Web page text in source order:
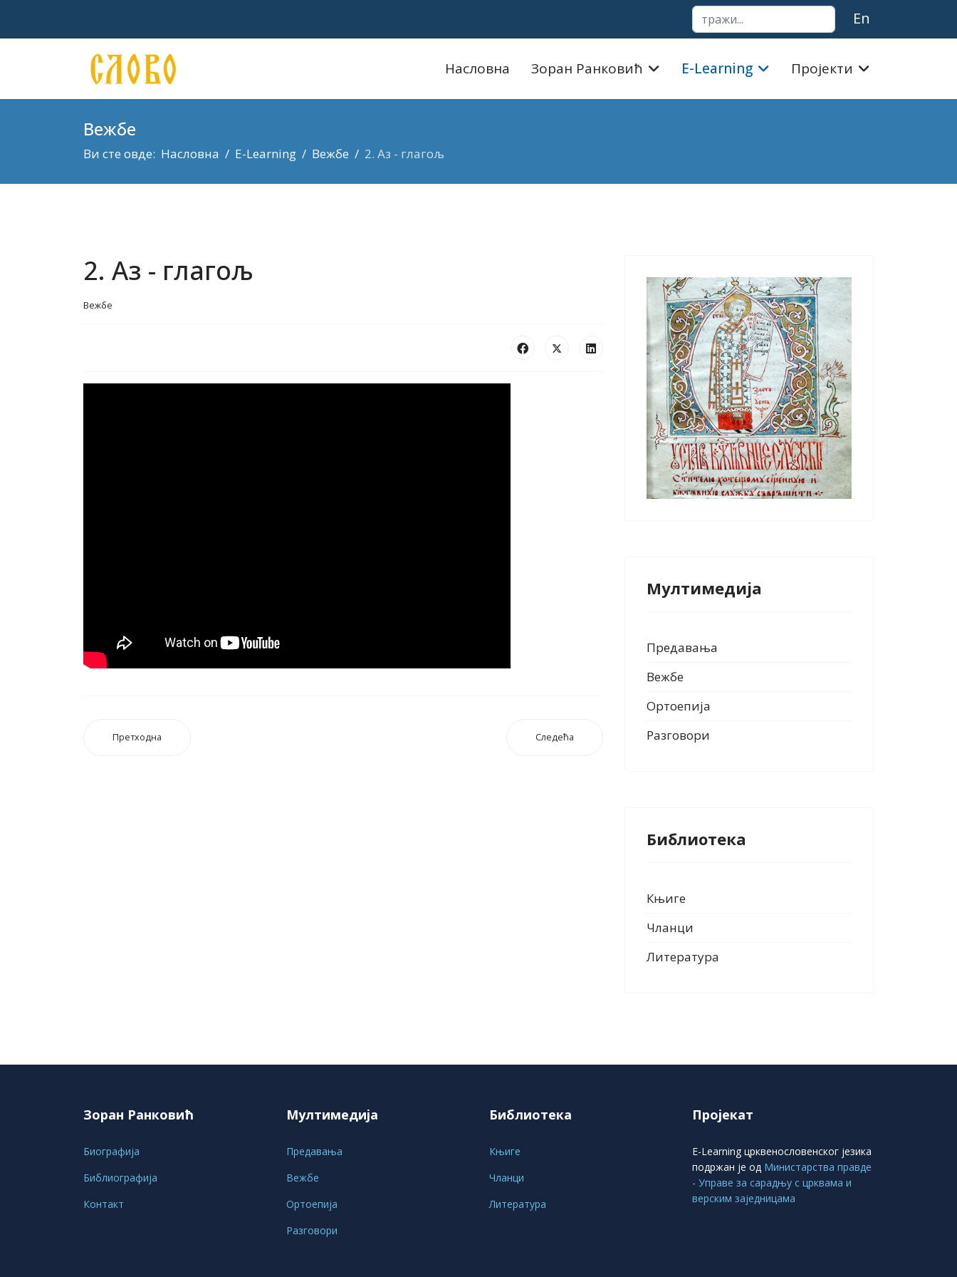
тражи...
En
Насловна Зоран Ранковић E-Learning Пројекти
Вежбе
Ви сте овде: Насловна E-Learning Вежбе 2. Аз - глагољ
2. Аз - глагољ
Вежбе
Претходна Следећа
Мултимедија
Предавања
Вежбе
Ортоепија
Разговори
Библиотека
Књиге
Чланци
Литература
Зоран Ранковић
Биографија
Библиографија
Контакт
Мултимедија
Предавања
Вежбе
Ортоепија
Разговори
Библиотека
Књиге
Чланци
Литература
Пројекат
E-Learning црквенословенског језика
подржан је од Министарства правде
- Управе за сарадњу с црквама и
верским заједницама